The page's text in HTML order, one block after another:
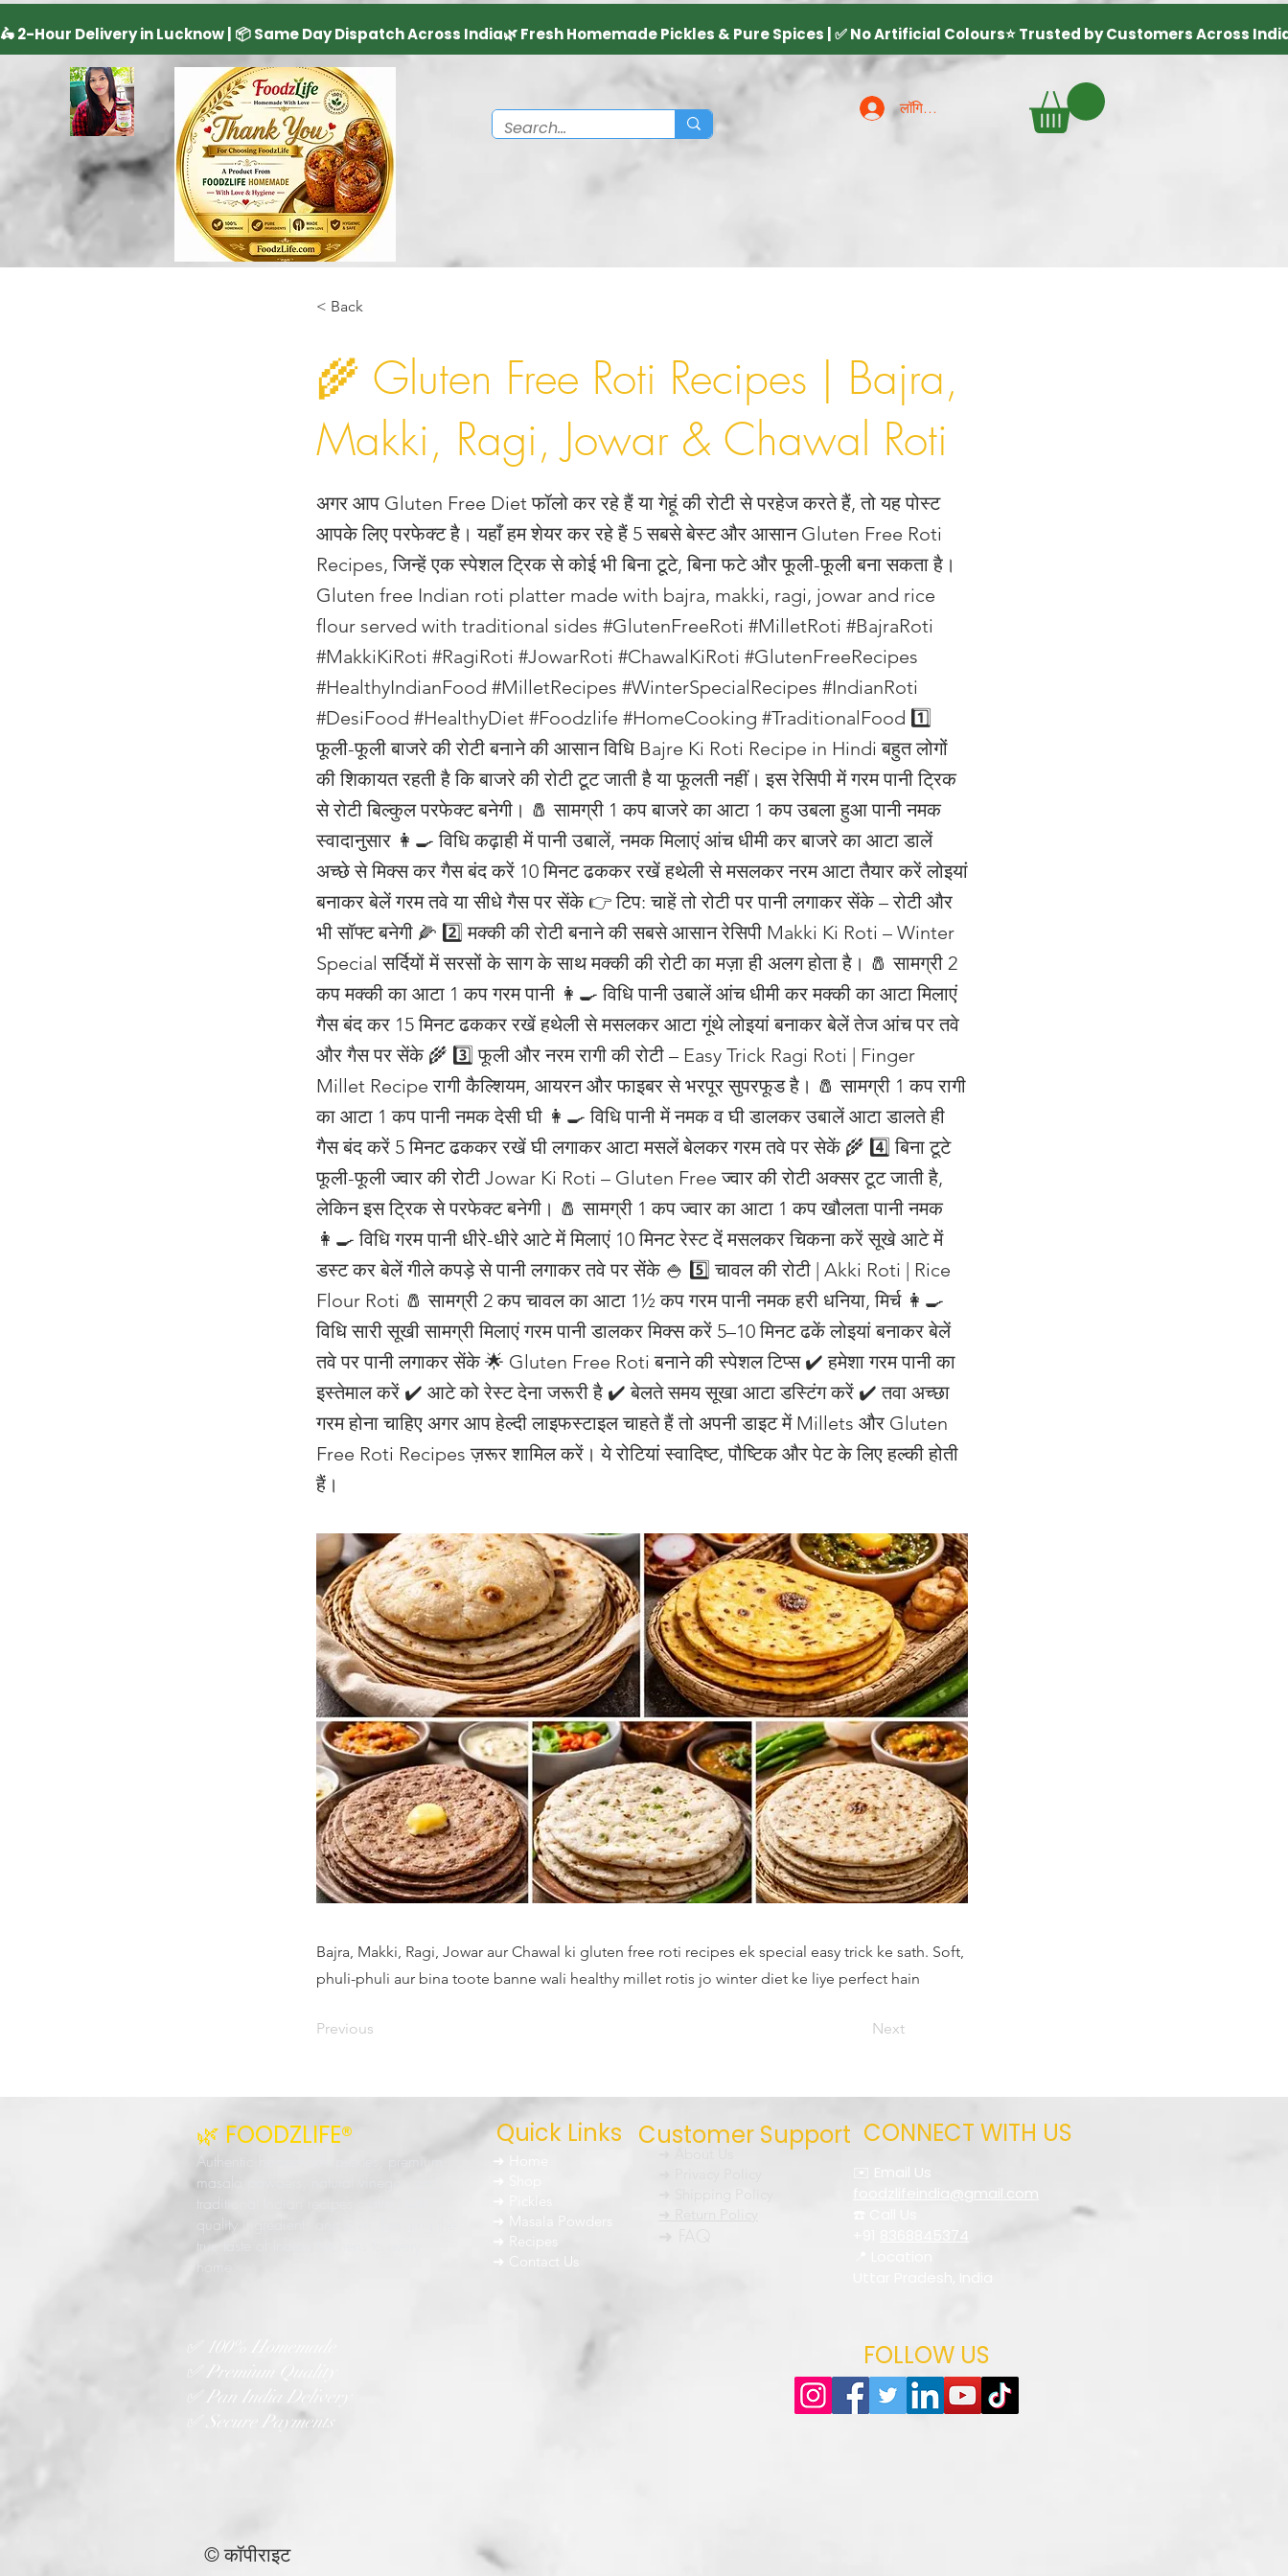
लॉगिन करें
< Back
🌾 Gluten Free Roti Recipes | Bajra,
Makki, Ragi, Jowar & Chawal Roti
अगर आप Gluten Free Diet फॉलो कर रहे हैं या गेहूं की रोटी से परहेज करते हैं, तो यह पोस्ट
आपके लिए परफेक्ट है। यहाँ हम शेयर कर रहे हैं 5 सबसे बेस्ट और आसान Gluten Free Roti
Recipes, जिन्हें एक स्पेशल ट्रिक से कोई भी बिना टूटे, बिना फटे और फूली-फूली बना सकता है।
Gluten free Indian roti platter made with bajra, makki, ragi, jowar and rice
flour served with traditional sides #GlutenFreeRoti #MilletRoti #BajraRoti
#MakkiKiRoti #RagiRoti #JowarRoti #ChawalKiRoti #GlutenFreeRecipes
#HealthyIndianFood #MilletRecipes #WinterSpecialRecipes #IndianRoti
#DesiFood #HealthyDiet #Foodzlife #HomeCooking #TraditionalFood 1️⃣
फूली-फूली बाजरे की रोटी बनाने की आसान विधि Bajre Ki Roti Recipe in Hindi बहुत लोगों
की शिकायत रहती है कि बाजरे की रोटी टूट जाती है या फूलती नहीं। इस रेसिपी में गरम पानी ट्रिक
से रोटी बिल्कुल परफेक्ट बनेगी। 🧂 सामग्री 1 कप बाजरे का आटा 1 कप उबला हुआ पानी नमक
स्वादानुसार 👩‍🍳 विधि कढ़ाही में पानी उबालें, नमक मिलाएं आंच धीमी कर बाजरे का आटा डालें
अच्छे से मिक्स कर गैस बंद करें 10 मिनट ढककर रखें हथेली से मसलकर नरम आटा तैयार करें लोइयां
बनाकर बेलें गरम तवे या सीधे गैस पर सेंके 👉 टिप: चाहें तो रोटी पर पानी लगाकर सेंके – रोटी और
भी सॉफ्ट बनेगी 🌽 2️⃣ मक्की की रोटी बनाने की सबसे आसान रेसिपी Makki Ki Roti – Winter
Special सर्दियों में सरसों के साग के साथ मक्की की रोटी का मज़ा ही अलग होता है। 🧂 सामग्री 2
कप मक्की का आटा 1 कप गरम पानी 👩‍🍳 विधि पानी उबालें आंच धीमी कर मक्की का आटा मिलाएं
गैस बंद कर 15 मिनट ढककर रखें हथेली से मसलकर आटा गूंथे लोइयां बनाकर बेलें तेज आंच पर तवे
और गैस पर सेंके 🌾 3️⃣ फूली और नरम रागी की रोटी – Easy Trick Ragi Roti | Finger
Millet Recipe रागी कैल्शियम, आयरन और फाइबर से भरपूर सुपरफूड है। 🧂 सामग्री 1 कप रागी
का आटा 1 कप पानी नमक देसी घी 👩‍🍳 विधि पानी में नमक व घी डालकर उबालें आटा डालते ही
गैस बंद करें 5 मिनट ढककर रखें घी लगाकर आटा मसलें बेलकर गरम तवे पर सेकें 🌾 4️⃣ बिना टूटे
फूली-फूली ज्वार की रोटी Jowar Ki Roti – Gluten Free ज्वार की रोटी अक्सर टूट जाती है,
लेकिन इस ट्रिक से परफेक्ट बनेगी। 🧂 सामग्री 1 कप ज्वार का आटा 1 कप खौलता पानी नमक
👩‍🍳 विधि गरम पानी धीरे-धीरे आटे में मिलाएं 10 मिनट रेस्ट दें मसलकर चिकना करें सूखे आटे में
डस्ट कर बेलें गीले कपड़े से पानी लगाकर तवे पर सेंके 🍚 5️⃣ चावल की रोटी | Akki Roti | Rice
Flour Roti 🧂 सामग्री 2 कप चावल का आटा 1½ कप गरम पानी नमक हरी धनिया, मिर्च 👩‍🍳
विधि सारी सूखी सामग्री मिलाएं गरम पानी डालकर मिक्स करें 5–10 मिनट ढकें लोइयां बनाकर बेलें
तवे पर पानी लगाकर सेंके 🌟 Gluten Free Roti बनाने की स्पेशल टिप्स ✔️ हमेशा गरम पानी का
इस्तेमाल करें ✔️ आटे को रेस्ट देना जरूरी है ✔️ बेलते समय सूखा आटा डस्टिंग करें ✔️ तवा अच्छा
गरम होना चाहिए अगर आप हेल्दी लाइफस्टाइल चाहते हैं तो अपनी डाइट में Millets और Gluten
Free Roti Recipes ज़रूर शामिल करें। ये रोटियां स्वादिष्ट, पौष्टिक और पेट के लिए हल्की होती
हैं।
Bajra, Makki, Ragi, Jowar aur Chawal ki gluten free roti recipes ek special easy trick ke sath. Soft,
phuli-phuli aur bina toote banne wali healthy millet rotis jo winter diet ke liye perfect hain
Previous Next
🌿 FOODZLIFE®
Authentic homemade pickles, premium
masala powders, natural vinegar, and
traditional Indian recipes crafted with
true taste of Indian kitchens to every
✅ 100% Homemade
✅ Premium Quality
✅ Pan India Delivery
✅ Secure Payments
Quick Links
➜ Masala Powders
➜ Recipes
➜ Contact Us
Customer Support CONNECT WITH US
✉️ Email Us
foodzlifeindia@gmail.com
FOLLOW US
© कॉपीराइट